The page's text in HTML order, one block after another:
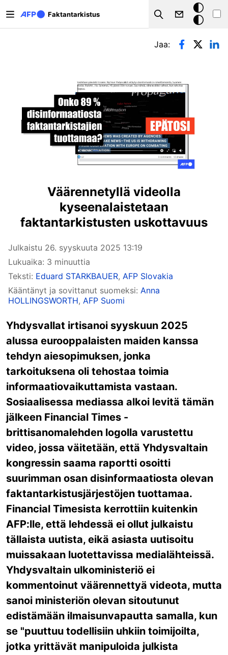
Faktantarkistus
Search
Tumma
tila
Ensisijaiset välilehdet
Jaa:
Väärennetyllä videolla
kyseenalaistetaan
faktantarkistusten uskottavuus
Julkaistu 26. syyskuuta 2025 13:19
Lukuaika: 3 minuuttia
Teksti: Eduard STARKBAUER, AFP Slovakia
Kääntänyt ja sovittanut suomeksi: Anna
HOLLINGSWORTH, AFP Suomi
Yhdysvallat irtisanoi syyskuun 2025
alussa eurooppalaisten maiden kanssa
tehdyn aiesopimuksen, jonka
tarkoituksena oli tehostaa toimia
informaatiovaikuttamista vastaan.
Sosiaalisessa mediassa alkoi levitä tämän
jälkeen Financial Times -
brittisanomalehden logolla varustettu
video, jossa väitetään, että Yhdysvaltain
kongressin saama raportti osoitti
suurimman osan disinformaatiosta olevan
faktantarkistusjärjestöjen tuottamaa.
Financial Timesista kerrottiin kuitenkin
AFP:lle, että lehdessä ei ollut julkaistu
tällaista uutista, eikä asiasta uutisoitu
muissakaan luotettavissa medialähteissä.
Yhdysvaltain ulkoministeriö ei
kommentoinut väärennettyä videota, mutta
sanoi ministeriön olevan sitoutunut
edistämään ilmaisunvapautta samalla, kun
se "puuttuu todellisiin uhkiin toimijoilta,
jotka yrittävät manipuloida julkista